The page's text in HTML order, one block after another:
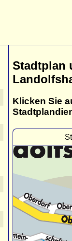
Stadtplan
Klicken Sie